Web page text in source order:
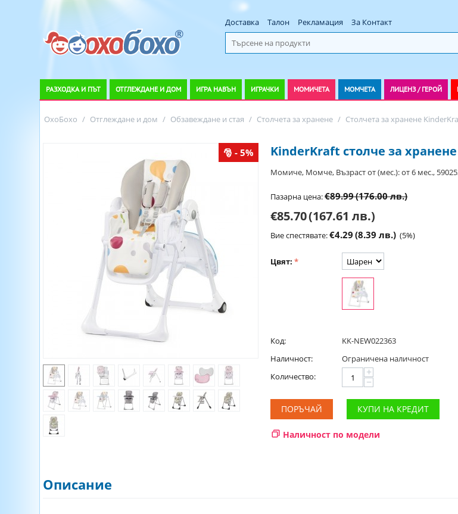
Доставка Талон Рекламация За Контакт
РАЗХОДКА И ПЪТ ОТГЛЕЖДАНЕ И ДОМ ИГРА НАВЪН ИГРАЧКИ МОМИЧЕТА МОМЧЕТА ЛИЦЕНЗ / ГЕРОЙ
ОхоБохо / Отглеждане и дом / Обзавеждане и стая / Столчета за хранене / Столчета за хранене
- 5% KinderKraft столче за хранене
Момиче, Момче, Възраст от (мес.): от 6 мес.,
Пазарна цена:€89.99(176.00 лв.)
€85.70(167.61 лв.)
Вие спестявате:€4.29 (8.39 лв.) (5%)
Цвят:
Код:
KK-NEW022363
Наличност:
Ограничена наличност
Количество:
+
−
ПОРЪЧАЙ КУПИ НА КРЕДИТ
Наличност по модели
Описание